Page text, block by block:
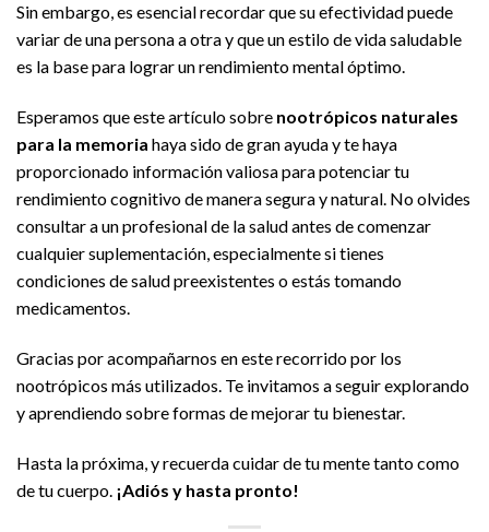
Sin embargo, es esencial recordar que su efectividad puede
variar de una persona a otra y que un estilo de vida saludable
es la base para lograr un rendimiento mental óptimo.
Esperamos que este artículo sobre nootrópicos naturales
para la memoria haya sido de gran ayuda y te haya
proporcionado información valiosa para potenciar tu
rendimiento cognitivo de manera segura y natural. No olvides
consultar a un profesional de la salud antes de comenzar
cualquier suplementación, especialmente si tienes
condiciones de salud preexistentes o estás tomando
medicamentos.
Gracias por acompañarnos en este recorrido por los
nootrópicos más utilizados. Te invitamos a seguir explorando
y aprendiendo sobre formas de mejorar tu bienestar.
Hasta la próxima, y recuerda cuidar de tu mente tanto como
de tu cuerpo. ¡Adiós y hasta pronto!